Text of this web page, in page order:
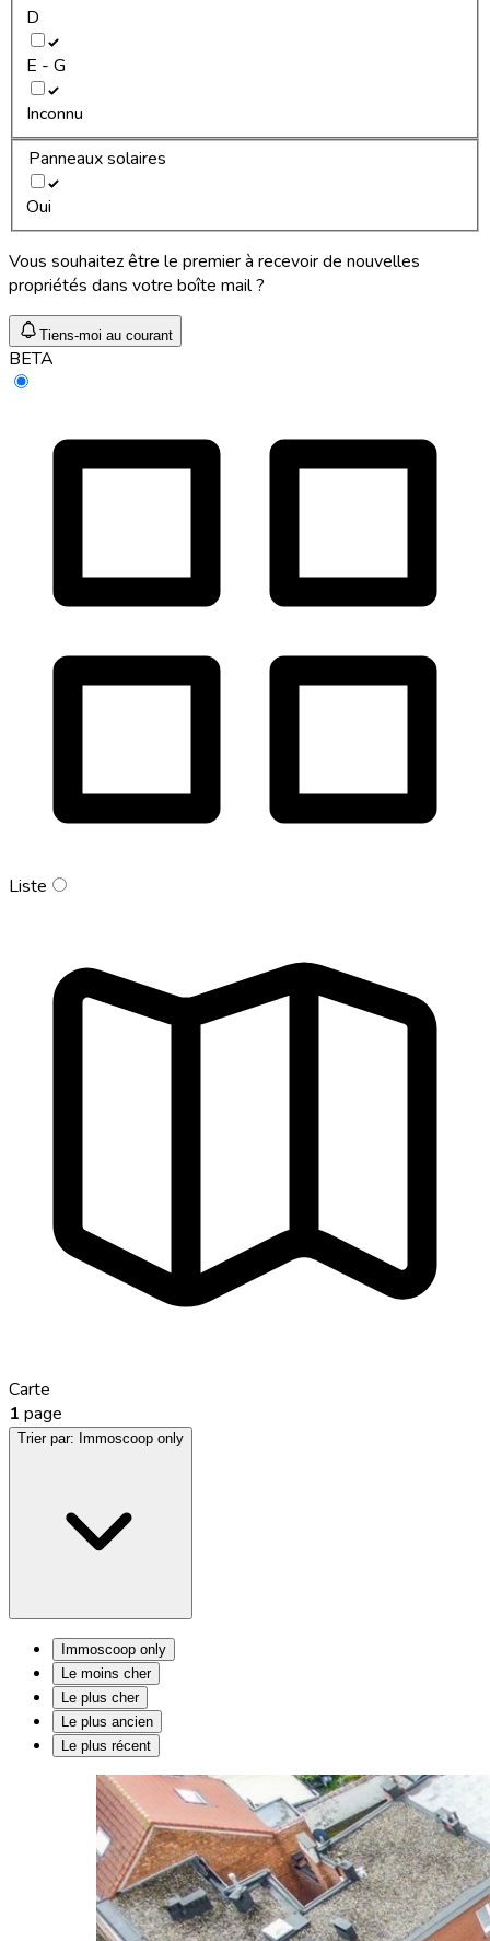
D
E - G
Inconnu
Panneaux solaires
Oui
Vous souhaitez être le premier à recevoir de nouvelles
propriétés dans votre boîte mail ?
Tiens-moi au courant
BETA
Liste
Carte
1 page
Trier par: Immoscoop only
Immoscoop only
Le moins cher
Le plus cher
Le plus ancien
Le plus récent